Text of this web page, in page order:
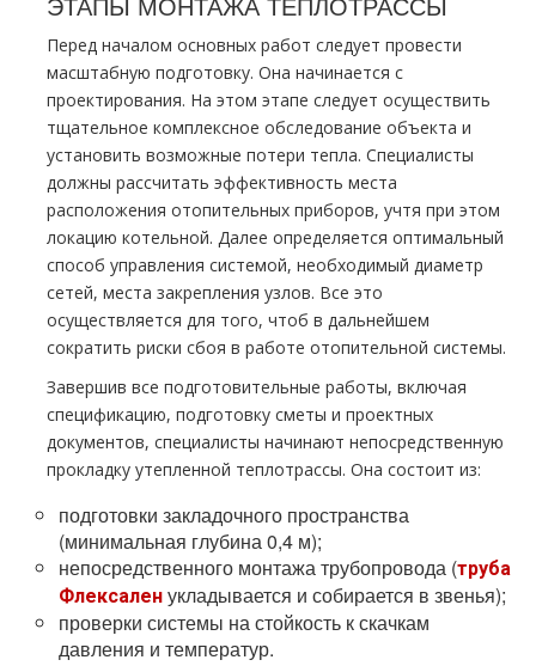
Перед началом основных работ следует провести
масштабную подготовку. Она начинается с
проектирования. На этом этапе следует осуществить
тщательное комплексное обследование объекта и
установить возможные потери тепла. Специалисты
должны рассчитать эффективность места
расположения отопительных приборов, учтя при этом
локацию котельной. Далее определяется оптимальный
способ управления системой, необходимый диаметр
сетей, места закрепления узлов. Все это
осуществляется для того, чтоб в дальнейшем
сократить риски сбоя в работе отопительной системы.
Завершив все подготовительные работы, включая
спецификацию, подготовку сметы и проектных
документов, специалисты начинают непосредственную
прокладку утепленной теплотрассы. Она состоит из:
подготовки закладочного пространства
(минимальная глубина 0,4 м);
непосредственного монтажа трубопровода (труба
Флексален укладывается и собирается в звенья);
проверки системы на стойкость к скачкам
давления и температур.